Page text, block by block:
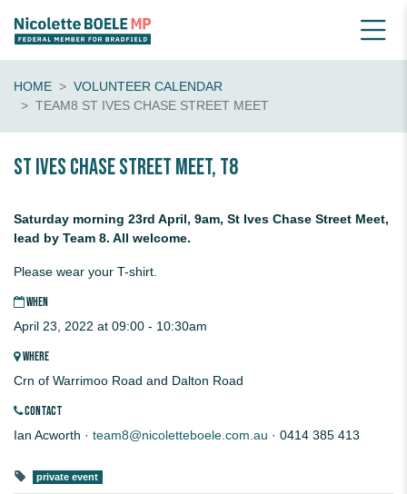
HOME
VOLUNTEER CALENDAR
TEAM8 ST IVES CHASE STREET MEET
St Ives Chase Street Meet, T8
Saturday morning 23rd April, 9am, St Ives Chase Street Meet,
lead by Team 8. All welcome.
Please wear your T-shirt.
WHEN
April 23, 2022 at 09:00 - 10:30am
WHERE
Crn of Warrimoo Road and Dalton Road
CONTACT
Ian Acworth · team8@nicoletteboele.com.au · 0414 385 413
private event